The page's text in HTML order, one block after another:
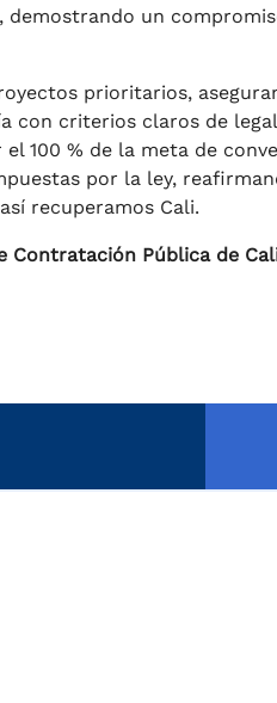
un
prioritarios,
con criterios claros de
100 % de la meta de
por la ley,
recuperamos Cali.
Contratación Pública de